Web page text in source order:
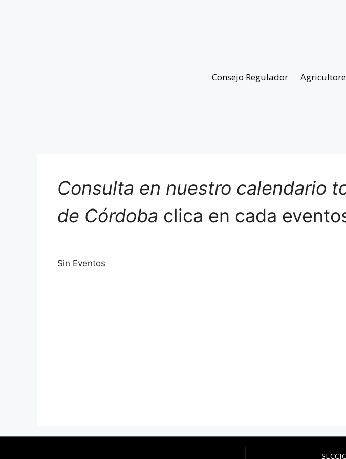
Consejo Regulador
Consulta en nuestro calendario
de Córdoba clica en cada
Sin Eventos